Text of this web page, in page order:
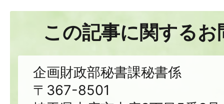
この記事に関する
企画財政部秘書課秘書係
〒367-8501